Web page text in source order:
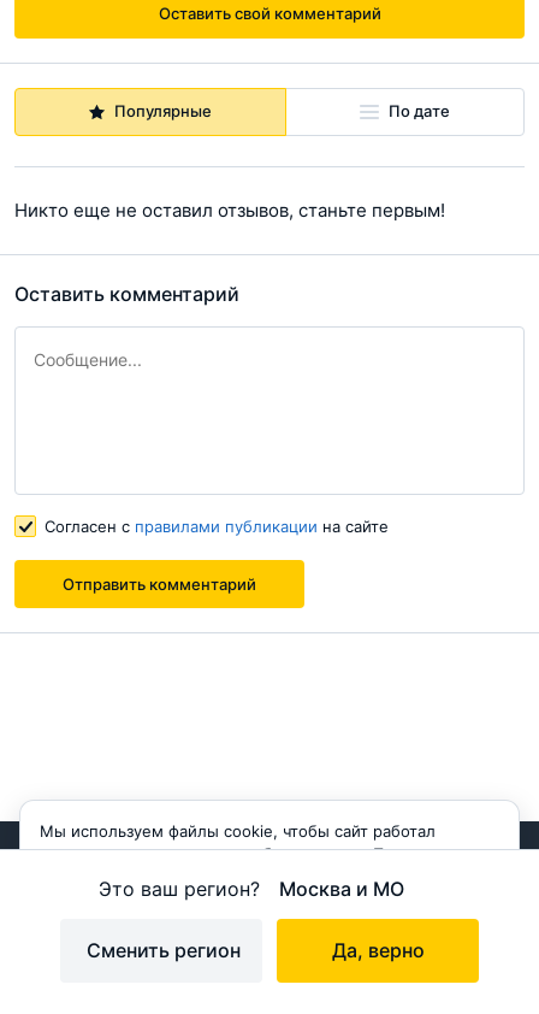
Это ваш регион? Москва и МО
Сменить регион Да, верно
Оставить свой комментарий
Популярные По дате
Никто еще не оставил отзывов, станьте первым!
Оставить комментарий
Согласен с правилами публикации на сайте
Отправить комментарий
Мы используем файлы cookie, чтобы сайт работал
корректно и становился удобнее для вас. Продолжая
Принимаю